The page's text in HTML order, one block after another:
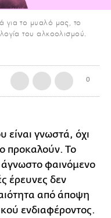
για το μυαλό μας, το
του αλκοολισμού.
0
είναι γνωστά, όχι
προκαλούν. Το
άγνωστο φαινόμενο
έρευνες δεν
από άποψη
ενδιαφέροντος.